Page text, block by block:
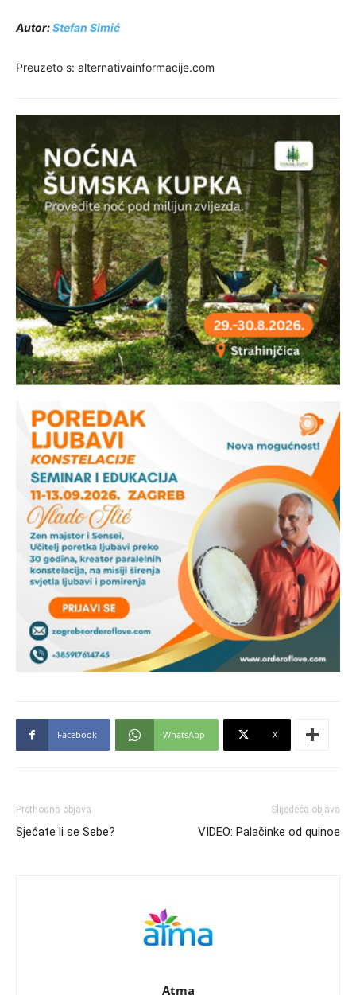
Autor:Stefan Simić
Preuzeto s: alternativainformacije.com
Facebook WhatsApp X
Prethodna objava
Sjećate li se Sebe?
Slijedeća objava
VIDEO: Palačinke od quinoe
Atma